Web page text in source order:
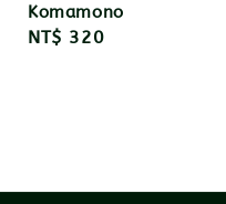
Komamono
Regular
NT$ 320